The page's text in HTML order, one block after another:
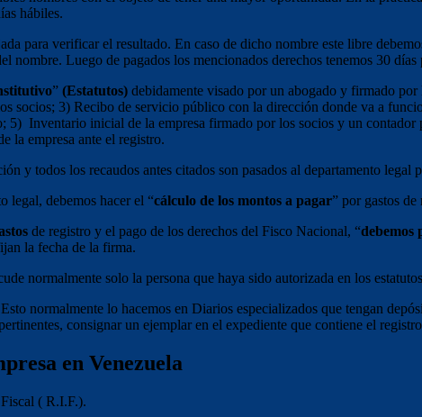
hábiles.
para verificar el resultado. En caso de dicho nombre este libre
nombre. Luego de pagados los mencionados derechos tenemos 30
” (Estatutos) debidamente visado por un abogado y firmado
socios; 3) Recibo de servicio público con la dirección donde va a
5) Inventario inicial de la empresa firmado por los socios y un
la empresa ante el registro.
y todos los recaudos antes citados son pasados al departamento legal
legal, debemos hacer el “cálculo de los montos a pagar” por gastos
de registro y el pago de los derechos del Fisco Nacional, “debemos
la fecha de la firma.
normalmente solo la persona que haya sido autorizada en los
normalmente lo hacemos en Diarios especializados que tengan
consignar un ejemplar en el expediente que contiene el
en Venezuela
( R.I.F.).